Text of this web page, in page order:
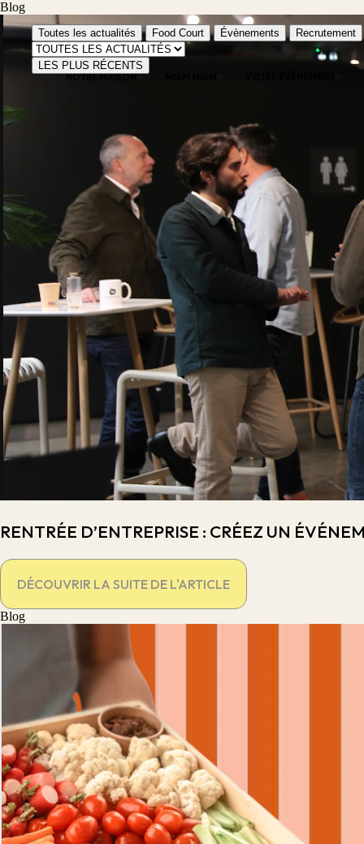
NOTRE MAISON
Toutes les actualités Food Court Évènements Recrutement
LES PLUS RÉCENTS
Blog
RENTRÉE D’ENTREPRISE : CRÉEZ UN
DÉCOUVRIR LA SUITE DE L'ARTICLE
Blog